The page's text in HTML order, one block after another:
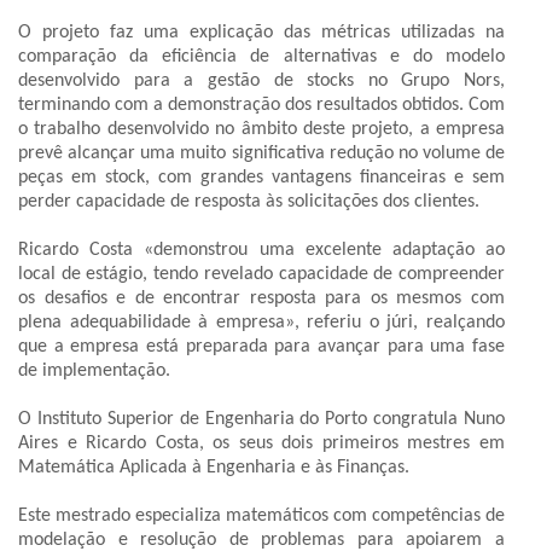
O projeto faz uma explicação das métricas utilizadas na
comparação da eficiência de alternativas e do modelo
desenvolvido para a gestão de stocks no Grupo Nors,
terminando com a demonstração dos resultados obtidos. Com
o trabalho desenvolvido no âmbito deste projeto, a empresa
prevê alcançar uma muito significativa redução no volume de
peças em stock, com grandes vantagens financeiras e sem
perder capacidade de resposta às solicitações dos clientes.
Ricardo Costa «demonstrou uma excelente adaptação ao
local de estágio, tendo revelado capacidade de compreender
os desafios e de encontrar resposta para os mesmos com
plena adequabilidade à empresa», referiu o júri, realçando
que a empresa está preparada para avançar para uma fase
de implementação.
O Instituto Superior de Engenharia do Porto congratula Nuno
Aires e Ricardo Costa, os seus dois primeiros mestres em
Matemática Aplicada à Engenharia e às Finanças.
Este mestrado especializa matemáticos com competências de
modelação e resolução de problemas para apoiarem a